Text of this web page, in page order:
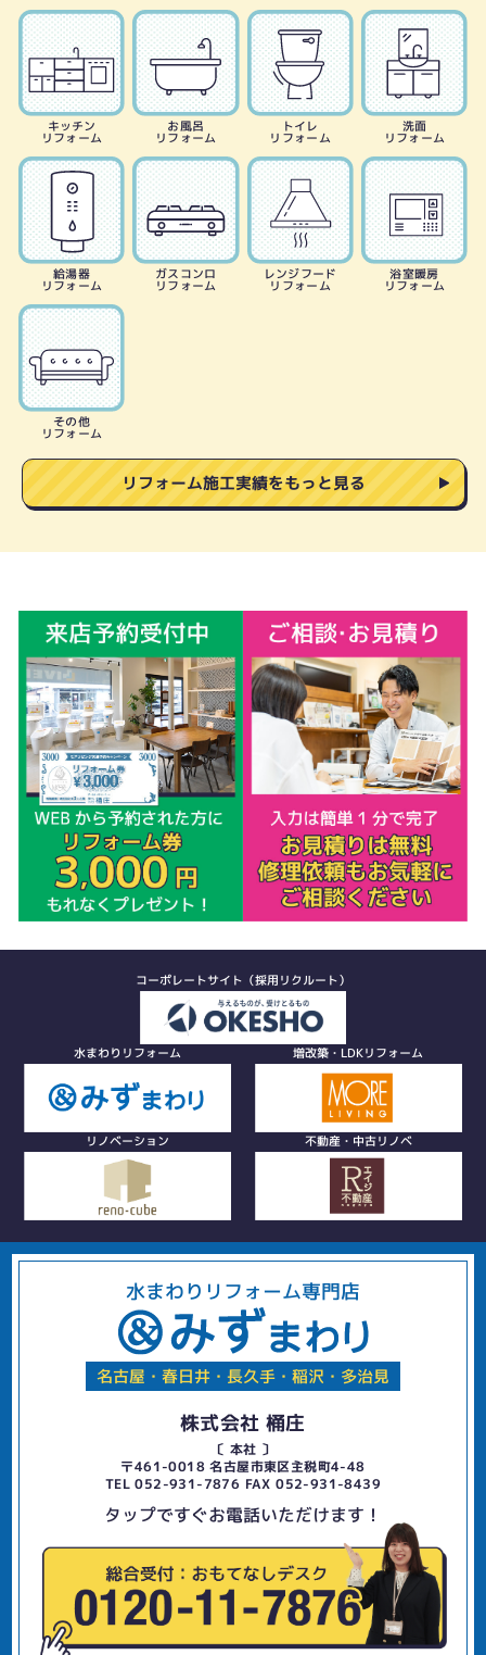
キッチン
リフォーム
お風呂
リフォーム
トイレ
リフォーム
洗面
リフォーム
給湯器
リフォーム
ガスコンロ
リフォーム
レンジフード
リフォーム
浴室暖房
リフォーム
その他
リフォーム
リフォーム施工実績をもっと見る
コーポレートサイト（採用リクルート）
水まわりリフォーム 増改築・LDKリフォーム
リノベーション 不動産・中古リノベ
水まわりリフォーム専門店
名古屋・春日井・長久手・稲沢・多治見
株式会社 桶庄
〔 本社 〕
〒461-0018 名古屋市東区主税町4-48
TEL 052-931-7876 FAX 052-931-8439
タップですぐお電話いただけます！